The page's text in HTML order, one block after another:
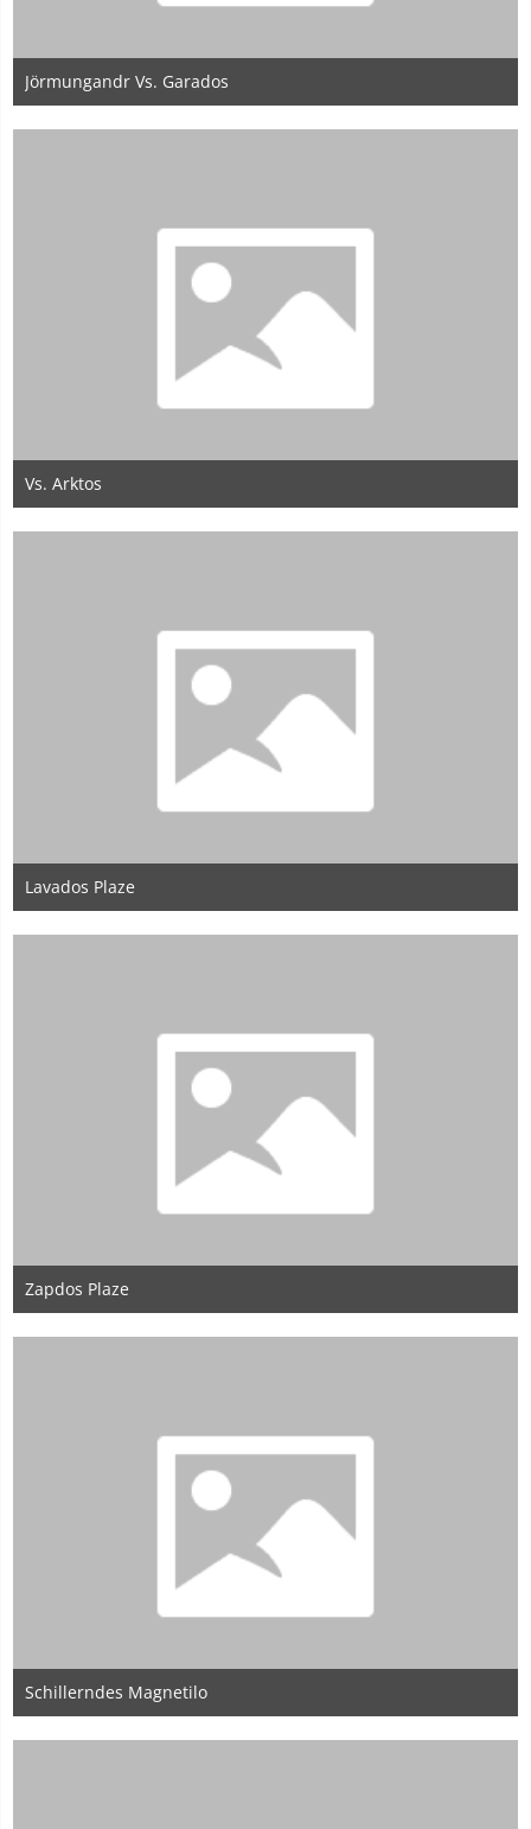
Jörmungandr Vs. Garados
22. Mai 2020
Vs. Arktos
22. Mai 2020
Lavados Plaze
22. Mai 2020
Zapdos Plaze
22. Mai 2020
Schillerndes Magnetilo
22. Mai 2020